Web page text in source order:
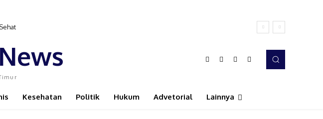
Kesehatan Politik Hukum Advetorial Lainnya